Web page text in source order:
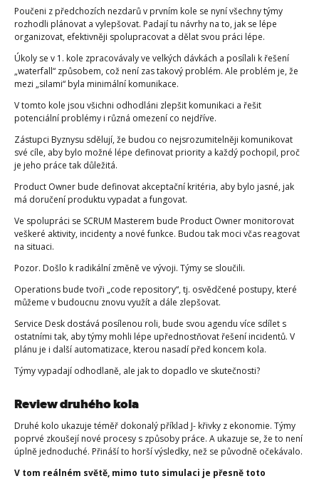
Poučeni z předchozích nezdarů v prvním kole se nyní všechny týmy
rozhodli plánovat a vylepšovat. Padají tu návrhy na to, jak se lépe
organizovat, efektivněji spolupracovat a dělat svou práci lépe.
Úkoly se v 1. kole zpracovávaly ve velkých dávkách a posílali k řešení
„waterfall“ způsobem, což není zas takový problém. Ale problém je, že
mezi „silami“ byla minimální komunikace.
V tomto kole jsou všichni odhodláni zlepšit komunikaci a řešit
potenciální problémy i různá omezení co nejdříve.
Zástupci Byznysu sdělují, že budou co nejsrozumitelněji komunikovat
své cíle, aby bylo možné lépe definovat priority a každý pochopil, proč
je jeho práce tak důležitá.
Product Owner bude definovat akceptační kritéria, aby bylo jasné, jak
má doručení produktu vypadat a fungovat.
Ve spolupráci se SCRUM Masterem bude Product Owner monitorovat
veškeré aktivity, incidenty a nové funkce. Budou tak moci včas reagovat
na situaci.
Pozor. Došlo k radikální změně ve vývoji. Týmy se sloučili.
Operations bude tvoři „code repository“, tj. osvědčené postupy, které
můžeme v budoucnu znovu využít a dále zlepšovat.
Service Desk dostává posílenou roli, bude svou agendu více sdílet s
ostatními tak, aby týmy mohli lépe upřednostňovat řešení incidentů. V
plánu je i další automatizace, kterou nasadí před koncem kola.
Týmy vypadají odhodlaně, ale jak to dopadlo ve skutečnosti?
Review druhého kola
Druhé kolo ukazuje téměř dokonalý příklad J- křivky z ekonomie. Týmy
poprvé zkoušejí nové procesy s způsoby práce. A ukazuje se, že to není
úplně jednoduché. Přináší to horší výsledky, než se původně očekávalo.
V tom reálném světě, mimo tuto simulaci je přesně toto